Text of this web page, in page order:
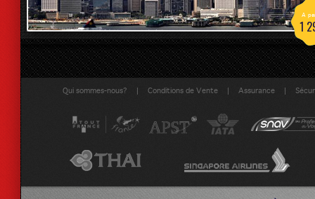
A
1
Qui sommes-nous? | Conditions de Vente | Assurance |